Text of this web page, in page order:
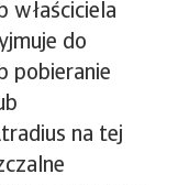
właściciela
do
pobieranie
na tej